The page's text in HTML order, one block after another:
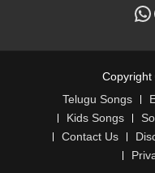
Copyright
Telugu Songs
Kids Songs
Contact Us